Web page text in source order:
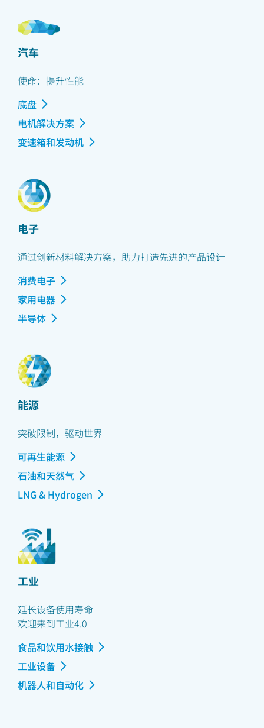
汽车
使命：提升性能
底盘
电机解决方案
变速箱和发动机
电子
通过创新材料解决方案，助力打造先进的产品设计
消费电子
家用电器
半导体
能源
突破限制，驱动世界
可再生能源
石油和天然气
LNG & Hydrogen
工业
延长设备使用寿命
欢迎来到工业4.0
食品和饮用水接触
工业设备
机器人和自动化